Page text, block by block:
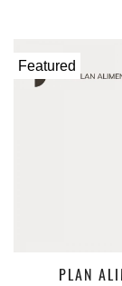
Featured
PLAN